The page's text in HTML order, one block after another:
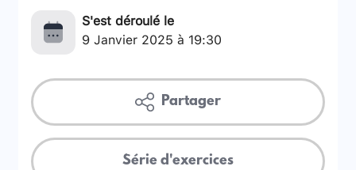
S'est déroulé le
9 Janvier 2025 à 19:30
Partager
Série d'exercices